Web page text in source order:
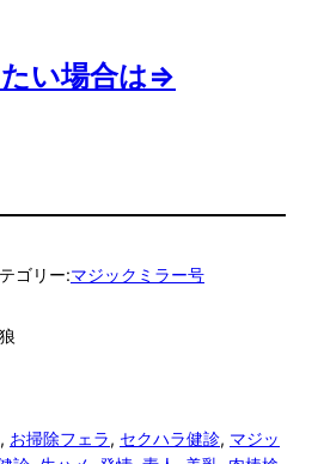
い場合は⇒
ゴリー:マジックミラー号
, お掃除フェラ, セクハラ健診, マジッ